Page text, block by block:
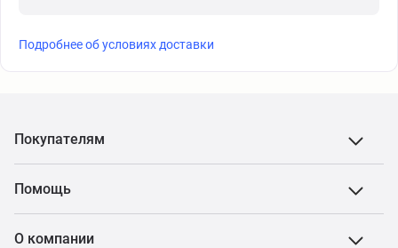
Подробнее об условиях доставки
Покупателям
Помощь
О компании